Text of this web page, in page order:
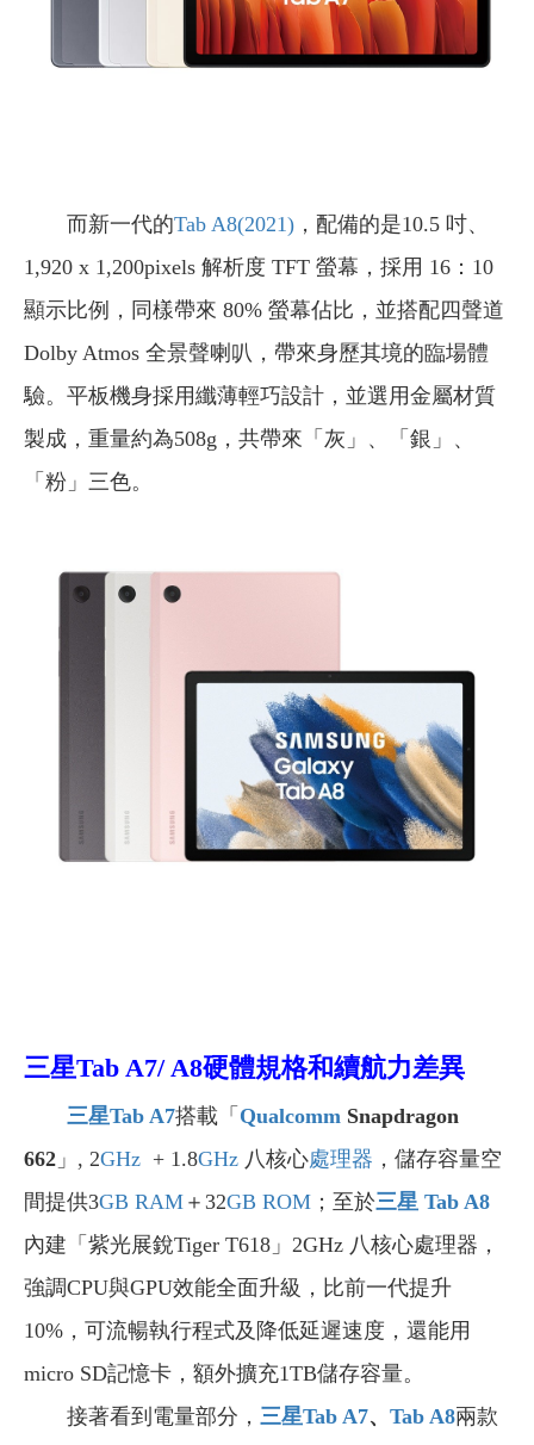
而新一代的Tab A8(2021) ，配備的是10.5 吋、
1,920 x 1,200pixels 解析度 TFT 螢幕，採用 16：10
顯示比例，同樣帶來 80% 螢幕佔比，並搭配四聲道
Dolby Atmos 全景聲喇叭，帶來身歷其境的臨場體
驗。平板機身採用纖薄輕巧設計，並選用金屬材質
製成，重量約為508g，共帶來「灰」、「銀」、
「粉」三色。
三星Tab A7/ A8硬體規格和續航力差異
三星Tab A7搭載「 Qualcomm Snapdragon
662 」, 2GHz + 1.8GHz 八核心處理器 ，儲存容量空
間提供3GB RAM ＋32GB ROM ；至於三星 Tab A8
內建「紫光展銳Tiger T618」2GHz 八核心處理器，
強調CPU與GPU效能全面升級，比前一代提升
10%，可流暢執行程式及降低延遲速度，還能用
micro SD記憶卡，額外擴充1TB儲存容量。
接著看到電量部分， 三星Tab A7、 Tab A8兩款